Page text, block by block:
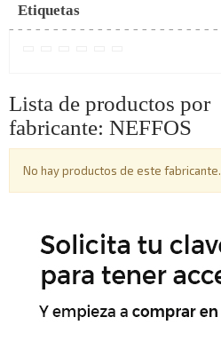
Etiquetas
Lista de productos por
fabricante: NEFFOS
No hay productos de este fabricante.